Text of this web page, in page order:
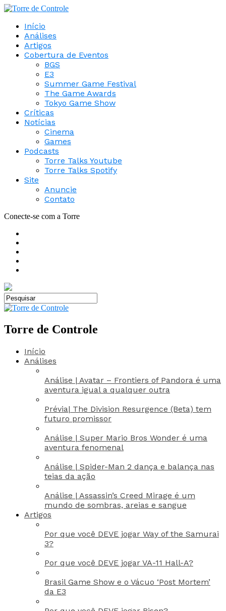
Início
Análises
Artigos
Cobertura de Eventos
BGS
E3
Summer Game Festival
The Game Awards
Tokyo Game Show
Críticas
Notícias
Cinema
Games
Podcasts
Torre Talks Youtube
Torre Talks Spotify
Site
Anuncie
Contato
Conecte-se com a Torre
Torre de Controle
Início
Análises
Análise | Avatar – Frontiers of Pandora é uma
aventura igual a qualquer outra
Prévia| The Division Resurgence (Beta) tem
futuro promissor
Análise | Super Mario Bros Wonder é uma
aventura fenomenal
Análise | Spider-Man 2 dança e balança nas
teias da ação
Análise | Assassin’s Creed Mirage é um
mundo de sombras, areias e sangue
Artigos
Por que você DEVE jogar Way of the Samurai
3?
Por que você DEVE jogar VA-11 Hall-A?
Brasil Game Show e o Vácuo ‘Post Mortem’
da E3